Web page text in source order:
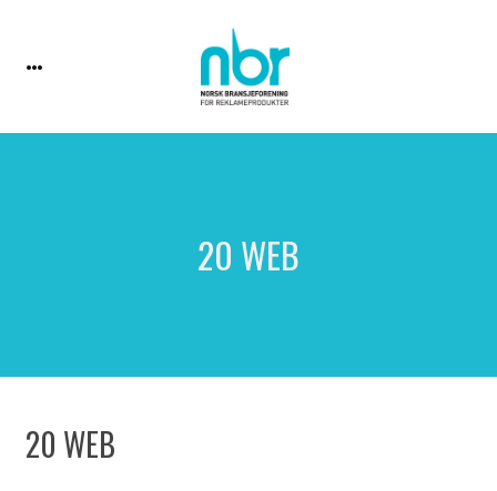
20 WEB
20 WEB